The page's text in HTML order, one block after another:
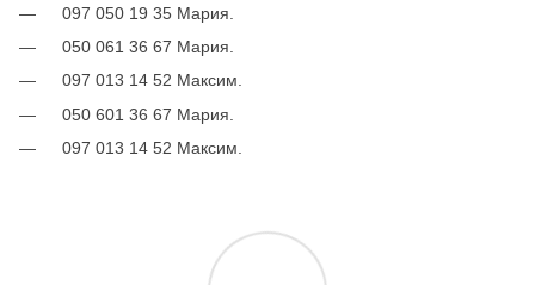
097 050 19 35 Мария.
050 061 36 67 Мария.
097 013 14 52 Максим.
050 601 36 67 Мария.
097 013 14 52 Максим.